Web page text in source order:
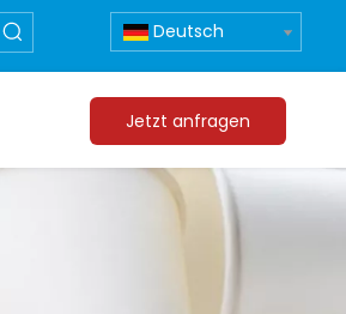
Deutsch
Jetzt anfragen